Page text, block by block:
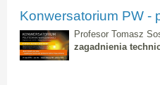
Konwersatorium PW -
Profesor Tomasz
zagadnienia